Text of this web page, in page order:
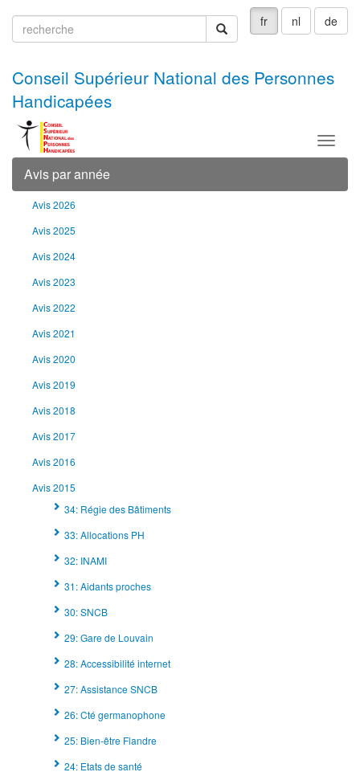
fr nl de
recherche
Conseil Supérieur National des Personnes
Handicapées
Menu
Avis par année
Avis 2026
Avis 2025
Avis 2024
Avis 2023
Avis 2022
Avis 2021
Avis 2020
Avis 2019
Avis 2018
Avis 2017
Avis 2016
Avis 2015
34: Régie des Bâtiments
33: Allocations PH
32: INAMI
31: Aidants proches
30: SNCB
29: Gare de Louvain
28: Accessibilité internet
27: Assistance SNCB
26: Cté germanophone
25: Bien-être Flandre
24: Etats de santé